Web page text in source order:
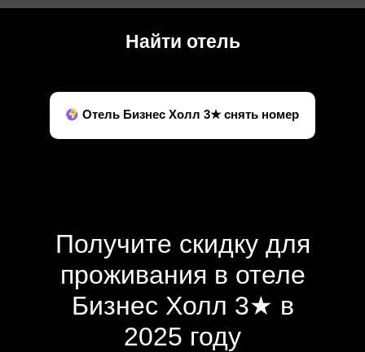
Найти отель
Отель Бизнес Холл 3★ снять номер
Получите скидку для
проживания в отеле
Бизнес Холл 3★ в
2025 году